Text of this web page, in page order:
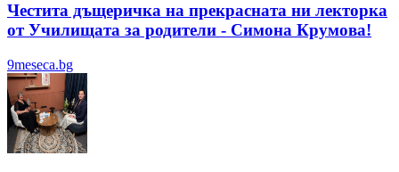
Честита дъщеричка на прекрасната ни лекторка
от Училищата за родители - Симона Крумова!
9meseca.bg